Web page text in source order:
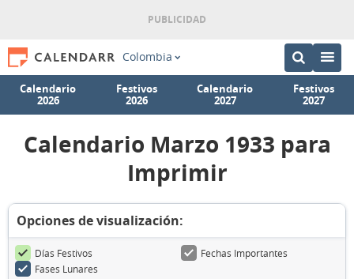
Colombia
Calendario
2026
Festivos
2026
Calendario
2027
Festivos
2027
Calendario Marzo 1933 para
Imprimir
Opciones de visualización:
Días Festivos
Fechas Importantes
Fases Lunares